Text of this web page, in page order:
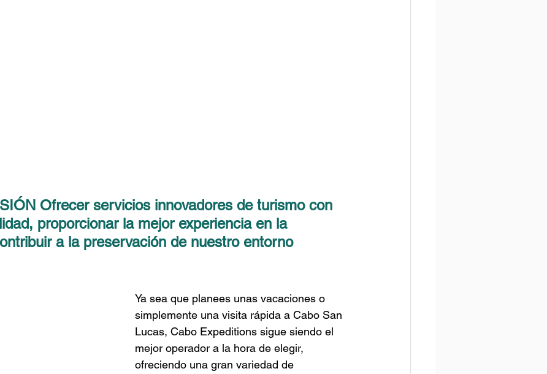
Ofrecer servicios innovadores de turismo con
proporcionar la mejor experiencia en la
a la preservación de nuestro entorno
Ya sea que planees unas vacaciones o
simplemente una visita rápida a Cabo San
Lucas, Cabo Expeditions sigue siendo el
mejor operador a la hora de elegir,
ofreciendo una gran variedad de